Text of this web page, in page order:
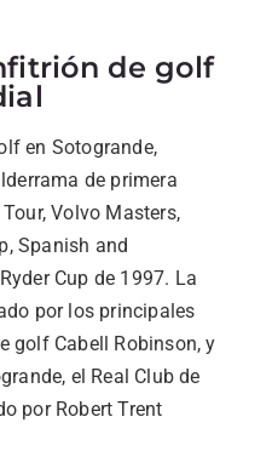
de golf
en Sotogrande,
de primera
Volvo Masters,
Spanish and
Cup de 1997. La
por los principales
golf Cabell Robinson, y
el Real Club de
por Robert Trent